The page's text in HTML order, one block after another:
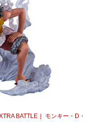
BATTLE ］モンキー・D・